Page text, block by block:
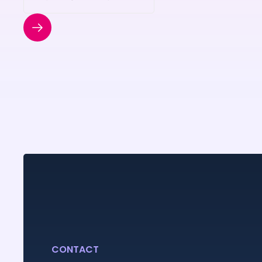
elementum tristique. Duis
cursus, mi quis viverra
CONTACT